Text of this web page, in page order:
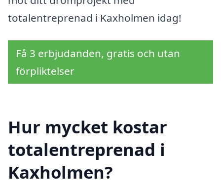
totalentreprenad i Kaxholmen idag!
Få 3 erbjudanden, gratis och utan
förpliktelser
Hur mycket kostar
totalentreprenad i
Kaxholmen?